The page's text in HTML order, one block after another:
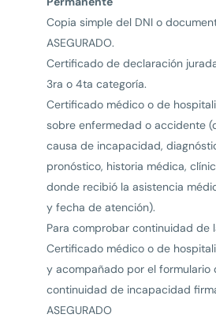
Copia simple del DNI o
ASEGURADO.
Certificado de declaración
3ra o 4ta categoría.
Certificado médico o de
sobre enfermedad o accidente
causa de incapacidad,
pronóstico, historia médica,
donde recibió la asistencia
y fecha de atención).
Para comprobar continuidad de
Certificado médico o de
y acompañado por el formulario
continuidad de incapacidad
ASEGURADO